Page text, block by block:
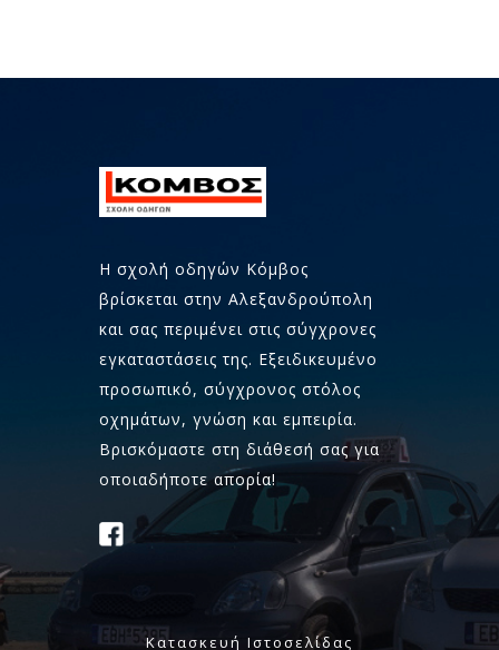
Η σχολή οδηγών Κόμβος
βρίσκεται στην Αλεξανδρούπολη
και σας περιμένει στις σύγχρονες
εγκαταστάσεις της. Εξειδικευμένο
προσωπικό, σύγχρονος στόλος
οχημάτων, γνώση και εμπειρία.
Βρισκόμαστε στη διάθεσή σας για
οποιαδήποτε απορία!
Κατασκευή Ιστοσελίδας